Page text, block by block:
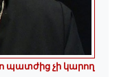
պատժից չի կարող